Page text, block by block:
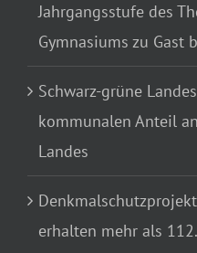
Jahrgangsstufe des
Gymnasiums zu Gast
Schwarz-grüne
kommunalen Anteil
Landes
erhalten mehr als